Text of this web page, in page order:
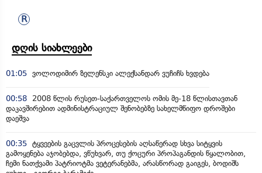
დღის სიახლეები
01:05 ვოლოდიმირ ზელენსკი ალექსანდარ ვუჩიჩს ხვდება
00:58
2008 წლის რუსეთ-საქართველოს ომის მე-18 წლისთავთან
დაკავშირებით ადმინისტრაციულ შენობებზე სახელმწიფო დროშები
დაეშვა
00:35 ტყვეების გაცვლის პროცესების აღსაწერად სხვა სიტყვის
გამოყენება აჯობებდა, ვწუხვარ, თუ ქოცური პროპაგანდის წყალობით,
ჩემი ნათქვამი პატრიოტმა ვეტერანებმა, არასწორად გაიგეს, ბოდიშს